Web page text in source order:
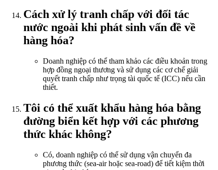
Cách xử lý tranh chấp với đối tác
nước ngoài khi phát sinh vấn đề về
hàng hóa?
Doanh nghiệp có thể tham khảo các điều khoản trong
hợp đồng ngoại thương và sử dụng các cơ chế giải
quyết tranh chấp như trọng tài quốc tế (ICC) nếu cần
thiết.
Tôi có thể xuất khẩu hàng hóa bằng
đường biển kết hợp với các phương
thức khác không?
Có, doanh nghiệp có thể sử dụng vận chuyển đa
phương thức (sea-air hoặc sea-road) để tiết kiệm thời